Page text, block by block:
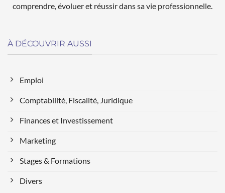
comprendre, évoluer et réussir dans sa vie professionnelle.
À DÉCOUVRIR AUSSI
Emploi
Comptabilité, Fiscalité, Juridique
Finances et Investissement
Marketing
Stages & Formations
Divers